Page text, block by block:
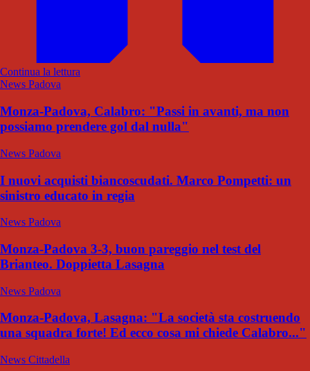
Continua la lettura
News Padova
Monza-Padova, Calabro: "Passi in avanti, ma non
possiamo prendere gol dal nulla"
News Padova
I nuovi acquisti biancoscudati. Marco Pompetti: un
sinistro educato in regia
News Padova
Monza-Padova 3-3, buon pareggio nel test del
Brianteo. Doppietta Lasagna
News Padova
Monza-Padova, Lasagna: "La società sta costruendo
una squadra forte! Ed ecco cosa mi chiede Calabro..."
News Cittadella